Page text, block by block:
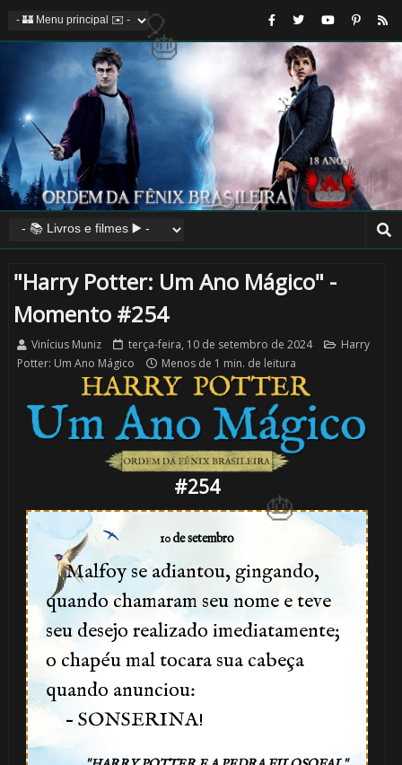
"Harry Potter: Um Ano Mágico" -
Momento #254
Vinícius Muniz terça-feira, 10 de setembro de 2024
Harry
Potter: Um Ano Mágico
Menos de 1 min. de leitura
#254
10 de setembro
Malfoy se adiantou, gingando,
quando chamaram seu nome e teve
seu desejo realizado imediatamente;
o chapéu mal tocara sua cabeça
quando anunciou:
– SONSERINA!
🎈
⚡
1️⃣
1️⃣ 8️⃣
⚡
⚡
1️⃣
8️⃣